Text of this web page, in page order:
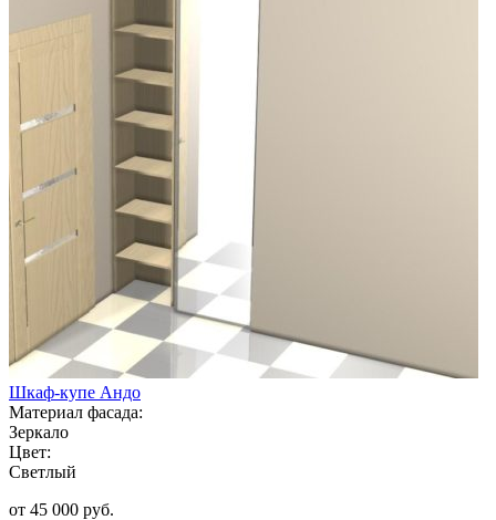
Шкаф-купе Андо
Материал фасада:
Зеркало
Цвет:
Светлый
от 45 000 руб.